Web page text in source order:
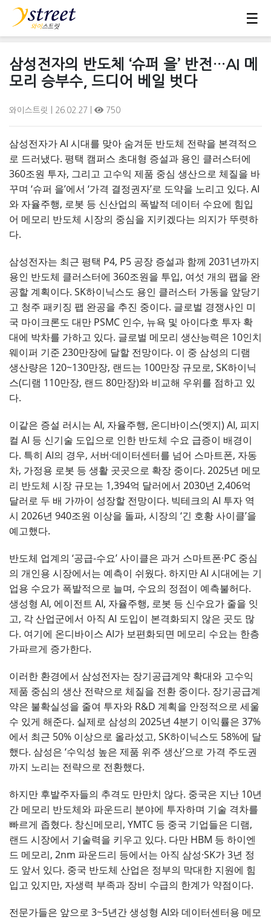
☰
삼성전자의 반도체 ‘슈퍼 을’ 반전…AI 메
모리 승부수, 드디어 베일 벗다
와이스트릿 | 26.02.27 | 750
삼성전자가 AI 시대를 맞아 숨겨둔 반도체 전략을 본격적으
로 드러냈다. 평택 캠퍼스 초대형 증설과 용인 클러스터에
360조원 투자, 그리고 고수익 제품 중심 생산으로 체질을 바
꾸며 ‘슈퍼 을’에서 ‘가격 결정권자’로 도약을 노리고 있다. AI
와 자율주행, 로봇 등 신산업의 폭발적 데이터 수요에 힘입
어 메모리 반도체 시장의 중심을 지키겠다는 의지가 뚜렷하
다.
삼성전자는 최근 평택 P4, P5 공장 증설과 함께 2031년까지
용인 반도체 클러스터에 360조원을 투입, 여섯 개의 팹을 완
공할 계획이다. SK하이닉스도 용인 클러스터 가동을 앞당기
고 청주 패키징 팹 완공을 추진 중이다. 글로벌 경쟁사인 미
국 마이크론도 대만 PSMC 인수, 뉴욕 및 아이다호 투자 확
대에 박차를 가하고 있다. 글로벌 메모리 생산능력은 10인치
웨이퍼 기준 230만장에 달할 전망이다. 이 중 삼성의 디램
생산량은 120~130만장, 랜드는 100만장 규모로, SK하이닉
스(디램 110만장, 랜드 80만장)와 비교해 우위를 점하고 있
다.
이같은 증설 러시는 AI, 자율주행, 온디바이스(엣지) AI, 피지
컬 AI 등 신기술 도입으로 인한 반도체 수요 급증이 배경이
다. 특히 AI의 경우, 서버·데이터센터를 넘어 스마트폰, 자동
차, 가정용 로봇 등 생활 곳곳으로 확장 중이다. 2025년 메모
리 반도체 시장 규모는 1,394억 달러에서 2030년 2,406억
달러로 두 배 가까이 성장할 전망이다. 빅테크의 AI 투자 역
시 2026년 940조원 이상을 돌파, 시장의 ‘긴 호황 사이클’을
예고했다.
반도체 업계의 ‘공급-수요’ 사이클은 과거 스마트폰·PC 중심
의 개인용 시장에서는 예측이 쉬웠다. 하지만 AI 시대에는 기
업용 수요가 폭발적으로 늘며, 수요의 정점이 예측불허다.
생성형 AI, 에이전트 AI, 자율주행, 로봇 등 신수요가 줄을 잇
고, 각 산업군에서 아직 AI 도입이 본격화되지 않은 곳도 많
다. 여기에 온디바이스 AI가 보편화되면 메모리 수요는 한층
가파르게 증가한다.
이러한 환경에서 삼성전자는 장기공급계약 확대와 고수익
제품 중심의 생산 전략으로 체질을 전환 중이다. 장기공급계
약은 불확실성을 줄여 투자와 R&D 계획을 안정적으로 세울
수 있게 해준다. 실제로 삼성의 2025년 4분기 이익률은 37%
에서 최근 50% 이상으로 올라섰고, SK하이닉스도 58%에 달
했다. 삼성은 ‘수익성 높은 제품 위주 생산’으로 가격 주도권
까지 노리는 전략으로 전환했다.
하지만 후발주자들의 추격도 만만치 않다. 중국은 지난 10년
간 메모리 반도체와 파운드리 분야에 투자하며 기술 격차를
빠르게 좁혔다. 창신메모리, YMTC 등 중국 기업들은 디램,
랜드 시장에서 기술력을 키우고 있다. 다만 HBM 등 하이엔
드 메모리, 2nm 파운드리 등에서는 아직 삼성·SK가 3년 정
도 앞서 있다. 중국 반도체 산업은 정부의 막대한 지원에 힘
입고 있지만, 자생력 부족과 장비 수급의 한계가 약점이다.
전문가들은 앞으로 3~5년간 생성형 AI와 데이터센터용 메모